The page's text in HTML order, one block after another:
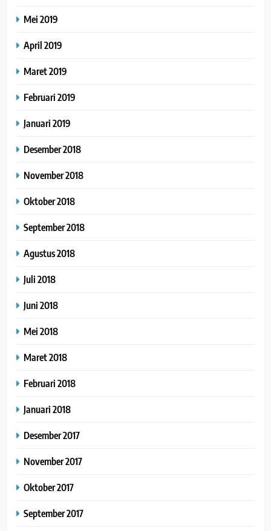
Mei 2019
April 2019
Maret 2019
Februari 2019
Januari 2019
Desember 2018
November 2018
Oktober 2018
September 2018
Agustus 2018
Juli 2018
Juni 2018
Mei 2018
Maret 2018
Februari 2018
Januari 2018
Desember 2017
November 2017
Oktober 2017
September 2017